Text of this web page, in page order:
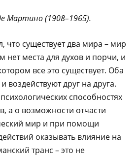
Мартино (1908–1965).
что существует два мира – мир
нет места для духов и порчи, и
все это существует. Оба
воздействуют друг на друга.
способностях
а о возможности отчасти
мир и при помощи
оказывать влияние на
транс – это не